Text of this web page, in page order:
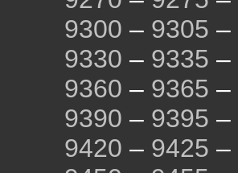
9300 – 9305 –
9330 – 9335 –
9360 – 9365 –
9390 – 9395 –
9420 – 9425 –